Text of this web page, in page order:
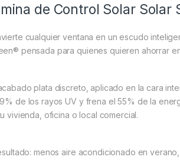
de Control Solar Solar
cualquier ventana en un escudo
pensada para quienes quieren ahorrar
plata discreto, aplicado en la cara
de los rayos UV y frena el 55% de la
vivienda, oficina o local comercial.
menos aire acondicionado en